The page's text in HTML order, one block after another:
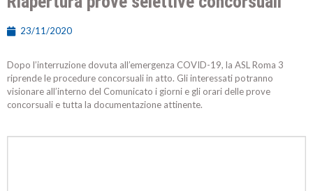
23/11/2020
Dopo l’interruzione dovuta all’emergenza COVID-19, la ASL Roma 3
riprende le procedure concorsuali in atto. Gli interessati potranno
visionare all’interno del Comunicato i giorni e gli orari delle prove
concorsuali e tutta la documentazione attinente.